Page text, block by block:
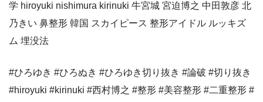
学 hiroyuki nishimura kirinuki 牛宮城 宮迫博之 中田敦彦 北
乃きい 鼻整形 韓国 スカイピース 整形アイドル ルッキズ
ム 埋没法
#ひろゆき #ひろぬき #ひろゆき切り抜き #論破 #切り抜き
#hiroyuki #kirinuki #西村博之 #整形 #美容整形 #二重整形 #